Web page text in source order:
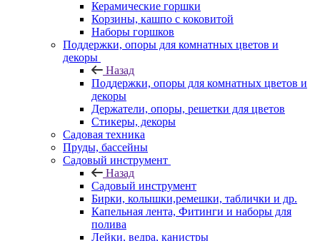
Керамические горшки
Корзины, кашпо с коковитой
Наборы горшков
Поддержки, опоры для комнатных цветов и
декоры
Назад
Поддержки, опоры для комнатных цветов и
декоры
Держатели, опоры, решетки для цветов
Стикеры, декоры
Садовая техника
Пруды, бассейны
Садовый инструмент
Назад
Садовый инструмент
Бирки, колышки,ремешки, таблички и др.
Капельная лента, Фитинги и наборы для
полива
Лейки, ведра, канистры